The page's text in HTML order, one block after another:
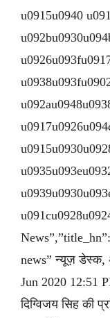
u0915u0940
news” न्यूज़ डेस्क,
Jun 2020 12:51
दिग्विजय सिह की